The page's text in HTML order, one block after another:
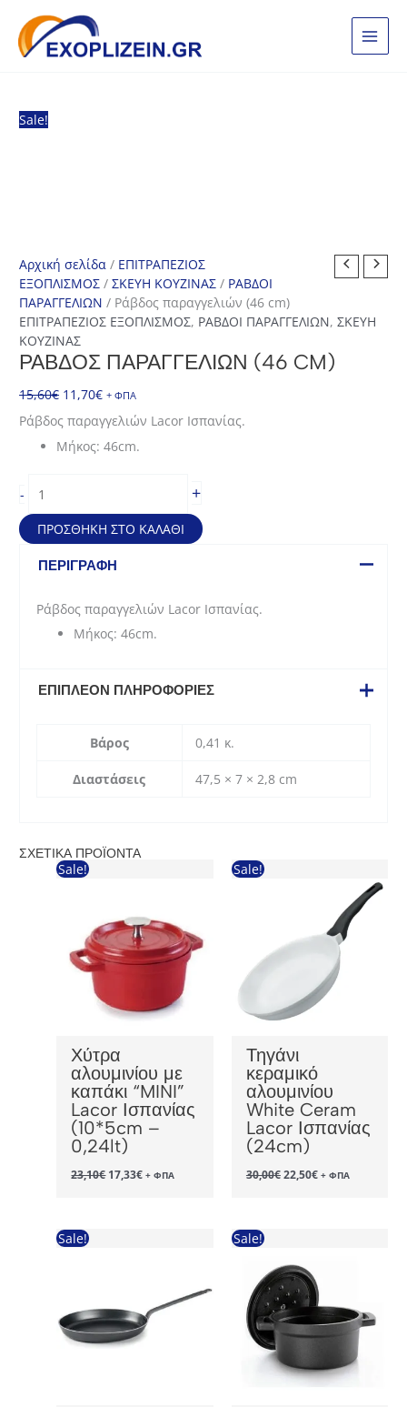
στο
περιεχόμενο
Sale!
Αρχική σελίδα / ΕΠΙΤΡΑΠΕΖΙΟΣ
ΕΞΟΠΛΙΣΜΟΣ /ΣΚΕΥΗ ΚΟΥΖΙΝΑΣ / ΡΑΒΔΟΙ
ΠΑΡΑΓΓΕΛΙΩΝ / Ράβδος παραγγελιών (46 cm)
ΕΠΙΤΡΑΠΕΖΙΟΣ ΕΞΟΠΛΙΣΜΟΣ, ΡΑΒΔΟΙ ΠΑΡΑΓΓΕΛΙΩΝ,ΣΚΕΥΗ
ΚΟΥΖΙΝΑΣ
ΡΆΒΔΟΣ ΠΑΡΑΓΓΕΛΙΏΝ (46 CM)
15,60€ Original
was:
15,60€.
11,70€Η
τρέχουσα
τιμή
είναι:
+ ΦΠΑ
Ράβδος παραγγελιών Lacor Ισπανίας.
Μήκος: 46cm.
-
παραγγελιών
(46
cm)
ποσότητα
+
ΠΡΟΣΘΉΚΗ ΣΤΟ ΚΑΛΆΘΙ
ΠΕΡΙΓΡΑΦΉ
Ράβδος παραγγελιών Lacor Ισπανίας.
Μήκος: 46cm.
ΕΠΙΠΛΈΟΝ ΠΛΗΡΟΦΟΡΊΕΣ
Βάρος 0,41 κ.
Διαστάσεις 47,5 × 7 × 2,8 cm
ΣΧΕΤΙΚΆ ΠΡΟΪΌΝΤΑ
Sale!
Χύτρα
αλουμινίου με
καπάκι “MINI”
Lacor Ισπανίας
(10*5cm –
0,24lt)
23,10€ Original
price
17,33€Η+ ΦΠΑ
Sale!
Τηγάνι
κεραμικό
αλουμινίου
White Ceram
Lacor Ισπανίας
(24cm)
30,00€Original
price
22,50€Η+ ΦΠΑ
Sale! Sale!